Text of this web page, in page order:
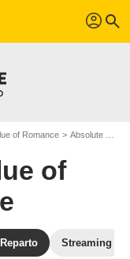
profil search
of Romance Absolute Value of Romance T01
of
Reparto Streaming